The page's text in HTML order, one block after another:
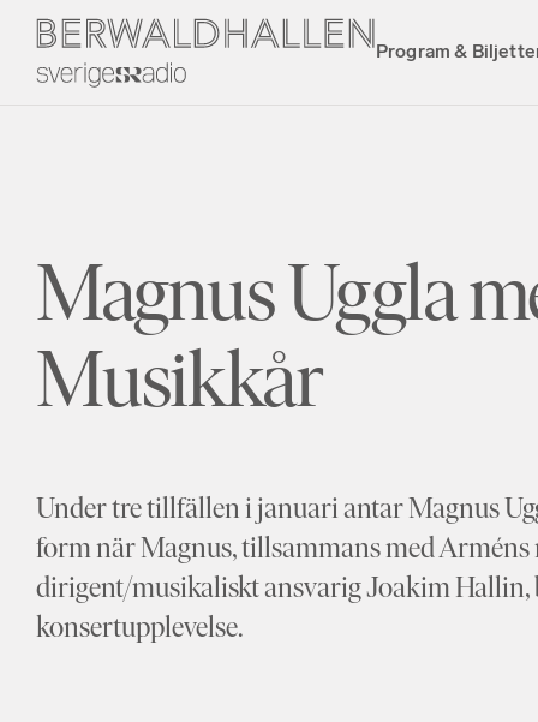
Program &
Magnus Uggla
Musikkår
Under tre tillfällen i januari antar Magnus
form när Magnus, tillsammans med
dirigent/musikaliskt ansvarig Joakim
konsertupplevelse.